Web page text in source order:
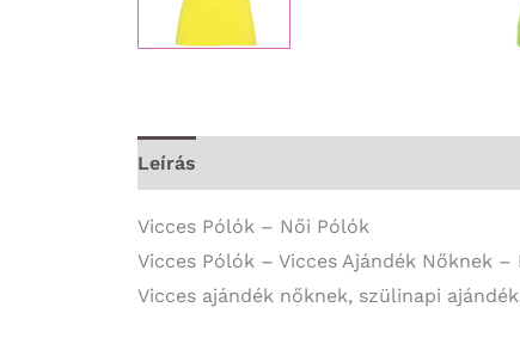
Leírás
Vicces Pólók – Női Pólók
Vicces Pólók – Vicces Ajándék Nőknek
Vicces ajándék nőknek, szülinapi